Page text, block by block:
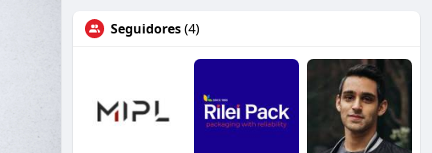
Seguidores(4)